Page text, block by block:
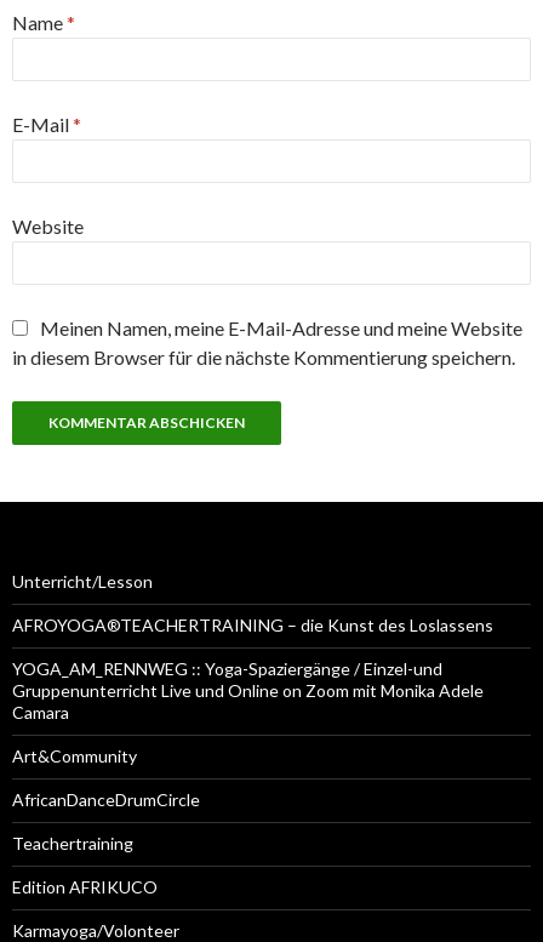
Name*
E-Mail*
Website
Meinen Namen, meine E-Mail-Adresse und meine Website
in diesem Browser für die nächste Kommentierung speichern.
Unterricht/Lesson
AFROYOGA®TEACHERTRAINING – die Kunst des Loslassens
YOGA_AM_RENNWEG :: Yoga-Spaziergänge / Einzel-und
Gruppenunterricht Live und Online on Zoom mit Monika Adele
Camara
Art&Community
AfricanDanceDrumCircle
Teachertraining
Edition AFRIKUCO
Karmayoga/Volonteer